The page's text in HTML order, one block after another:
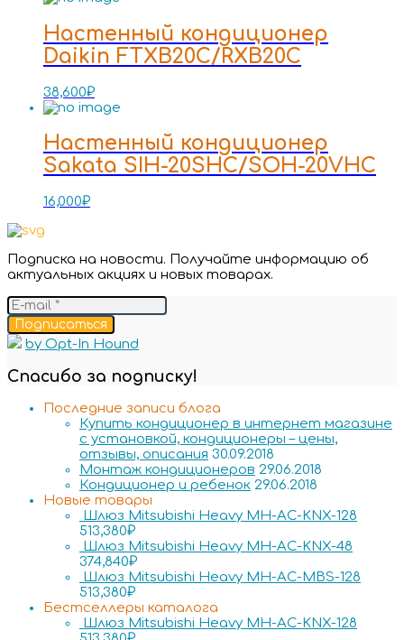
Настенный кондиционер
Daikin FTXB20C/RXB20C
38,600₽
Настенный кондиционер
Sakata SIH-20SHC/SOH-20VHC
16,000₽
Подписка на новости. Получайте информацию об
актуальных акциях и новых товарах.
Подписаться
by Opt-In Hound
Спасибо за подписку!
Последние записи блога
Купить кондиционер в интернет магазине
с установкой, кондиционеры – цены,
отзывы, описания 30.09.2018
Монтаж кондиционеров 29.06.2018
Кондиционер и ребенок 29.06.2018
Новые товары
Шлюз Mitsubishi Heavy MH-AC-KNX-128
513,380₽
Шлюз Mitsubishi Heavy MH-AC-KNX-48
374,840₽
Шлюз Mitsubishi Heavy MH-AC-MBS-128
513,380₽
Бестселлеры каталога
Шлюз Mitsubishi Heavy MH-AC-KNX-128